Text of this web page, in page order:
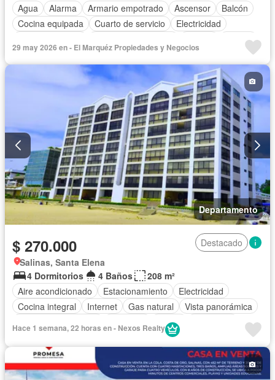
Agua
Alarma Armario empotrado Ascensor
Balcón
Cocina equipada
Cuarto de servicio
Electricidad
Piscina
Conserje
Seguridad Terraza
Vista panorámica
Parcialmente amoblado
29 may 2026 en - El Marquéz Propiedades y Negocios
Departamento
$ 270.000
Destacado
Salinas, Santa Elena
4 Dormitorios
4 Baños
208 m²
Aire acondicionado
Estacionamiento
Electricidad
Cocina integral
Internet Gas natural
Vista panorámica
Sauna
Hace 1 semana, 22 horas en - Nexos Realty